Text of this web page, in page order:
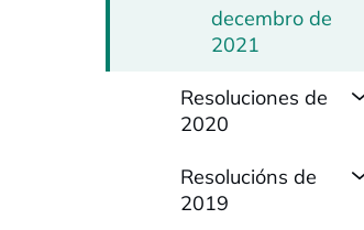
decembro de
2021
Resoluciones de
2020
Resolucións de
2019